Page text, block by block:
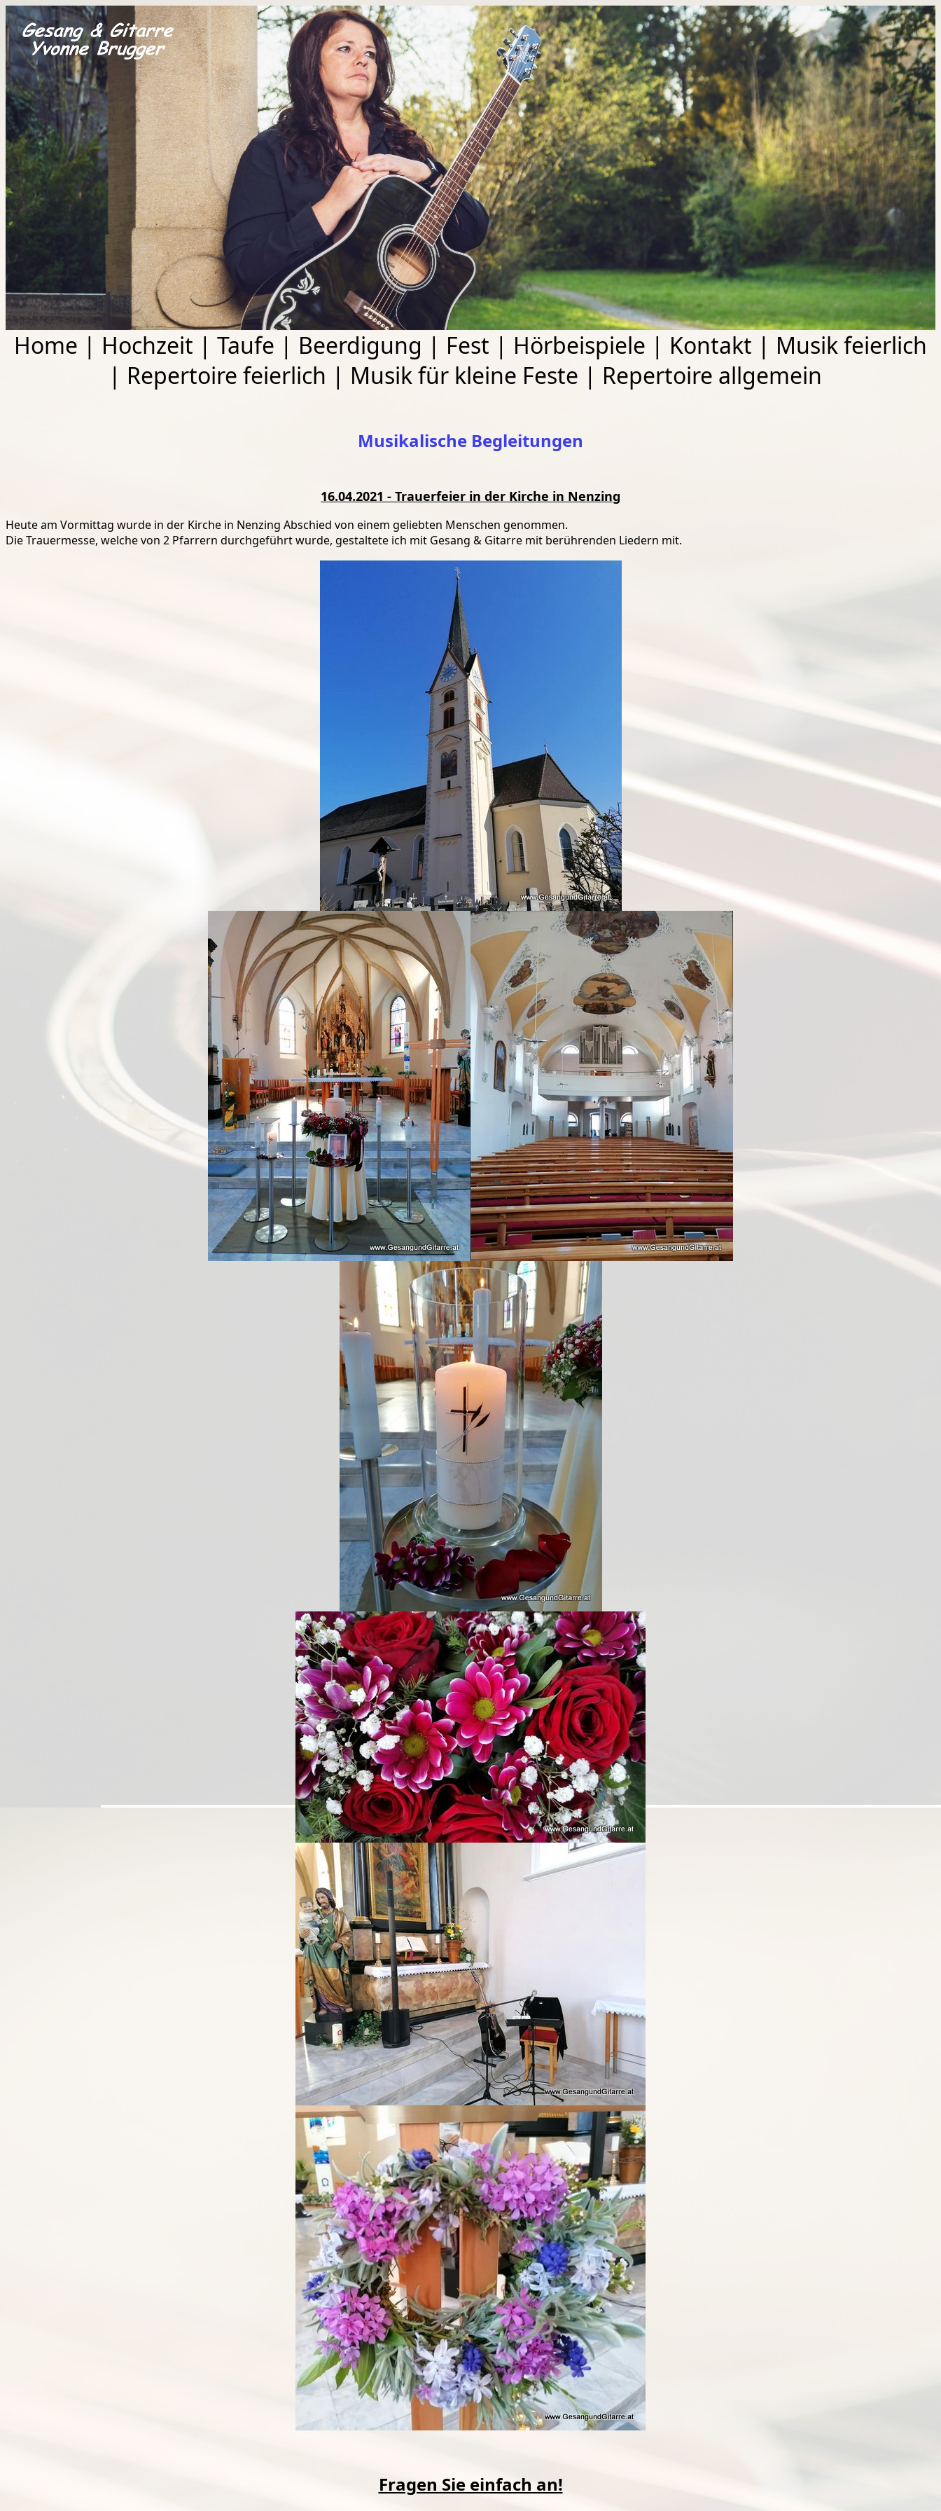
Home | Hochzeit | Taufe | Beerdigung | Fest | Hörbeispiele | Kontakt | Musik feierlich
| Repertoire feierlich | Musik für kleine Feste | Repertoire allgemein
Musikalische Begleitungen
16.04.2021 - Trauerfeier in der Kirche in Nenzing
Heute am Vormittag wurde in der Kirche in Nenzing Abschied von einem geliebten Menschen genommen.
Die Trauermesse, welche von 2 Pfarrern durchgeführt wurde, gestaltete ich mit Gesang & Gitarre mit berührenden Liedern mit.
Fragen Sie einfach an!